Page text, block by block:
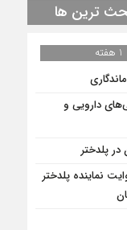
ترین ها
1 هفته
دارویی و
نماینده پلدختر